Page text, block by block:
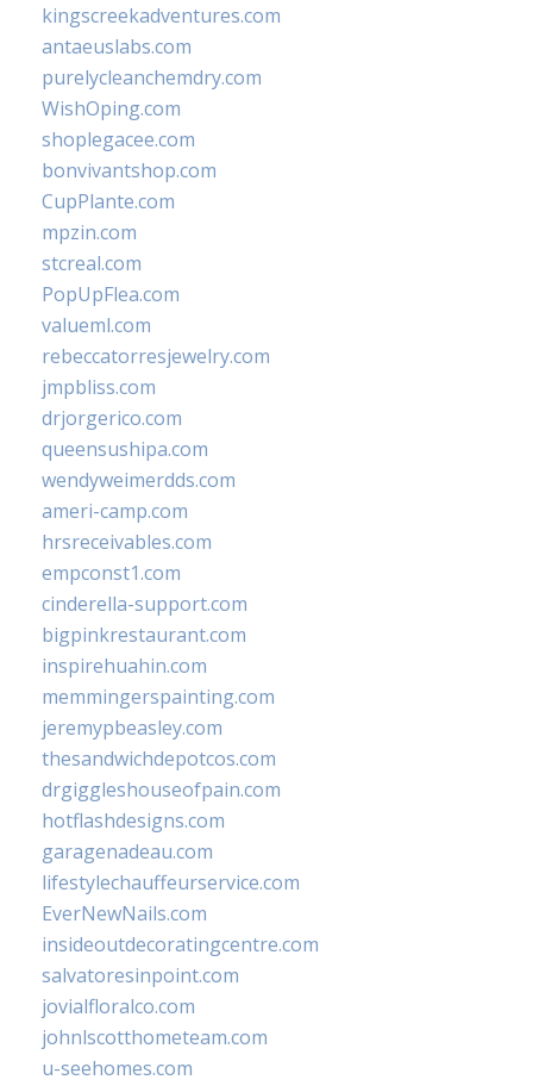
kingscreekadventures.com
antaeuslabs.com
purelycleanchemdry.com
WishOping.com
shoplegacee.com
bonvivantshop.com
CupPlante.com
mpzin.com
stcreal.com
PopUpFlea.com
valueml.com
rebeccatorresjewelry.com
jmpbliss.com
drjorgerico.com
queensushipa.com
wendyweimerdds.com
ameri-camp.com
hrsreceivables.com
empconst1.com
cinderella-support.com
bigpinkrestaurant.com
inspirehuahin.com
memmingerspainting.com
jeremypbeasley.com
thesandwichdepotcos.com
drgiggleshouseofpain.com
hotflashdesigns.com
garagenadeau.com
lifestylechauffeurservice.com
EverNewNails.com
insideoutdecoratingcentre.com
salvatoresinpoint.com
jovialfloralco.com
johnlscotthometeam.com
u-seehomes.com